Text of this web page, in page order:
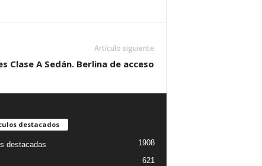
Artículo siguiente
Clase A Sedán. Berlina de acceso
destacados
destacadas 1908
621